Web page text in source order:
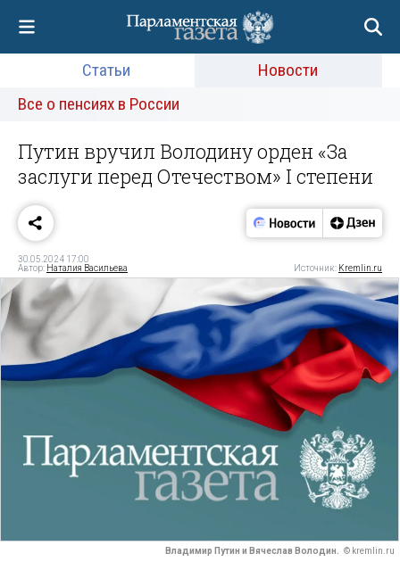
Статьи
Новости
Все о пенсиях в России
Путин вручил Володину орден «За
заслуги перед Отечеством» I степени
30.05.2024 17:00
Автор: Наталия Васильева Источник: Kremlin.ru
Владимир Путин и Вячеслав Володин. © kremlin.ru